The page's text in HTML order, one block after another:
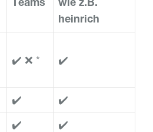
Teams
wie z.B.
heinrich
✔️ ❌ * ✔️
✔️
✔️
✔️
✔️